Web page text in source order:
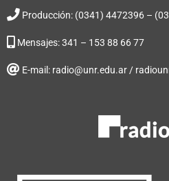
Producción: (0341) 4472396 –
Mensajes: 341 – 153 88 66 77
E-mail: radio@unr.edu.ar /